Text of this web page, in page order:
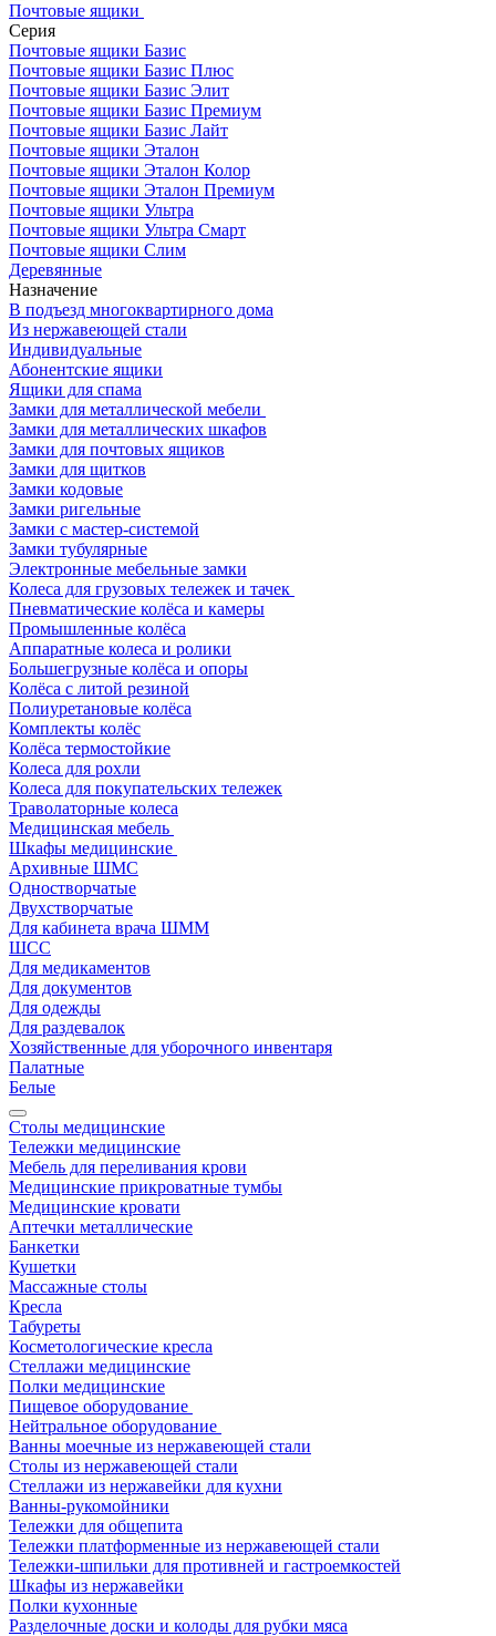
Почтовые ящики
Серия
Почтовые ящики Базис
Почтовые ящики Базис Плюс
Почтовые ящики Базис Элит
Почтовые ящики Базис Премиум
Почтовые ящики Базис Лайт
Почтовые ящики Эталон
Почтовые ящики Эталон Колор
Почтовые ящики Эталон Премиум
Почтовые ящики Ультра
Почтовые ящики Ультра Смарт
Почтовые ящики Слим
Деревянные
Назначение
В подъезд многоквартирного дома
Из нержавеющей стали
Индивидуальные
Абонентские ящики
Ящики для спама
Замки для металлической мебели
Замки для металлических шкафов
Замки для почтовых ящиков
Замки для щитков
Замки кодовые
Замки ригельные
Замки с мастер-системой
Замки тубулярные
Электронные мебельные замки
Колеса для грузовых тележек и тачек
Пневматические колёса и камеры
Промышленные колёса
Аппаратные колеса и ролики
Большегрузные колёса и опоры
Колёса с литой резиной
Полиуретановые колёса
Комплекты колёс
Колёса термостойкие
Колеса для рохли
Колеса для покупательских тележек
Траволаторные колеса
Медицинская мебель
Шкафы медицинские
Архивные ШМС
Одностворчатые
Двухстворчатые
Для кабинета врача ШММ
ШСС
Для медикаментов
Для документов
Для одежды
Для раздевалок
Хозяйственные для уборочного инвентаря
Палатные
Белые
Столы медицинские
Тележки медицинские
Мебель для переливания крови
Медицинские прикроватные тумбы
Медицинские кровати
Аптечки металлические
Банкетки
Кушетки
Массажные столы
Кресла
Табуреты
Косметологические кресла
Стеллажи медицинские
Полки медицинские
Пищевое оборудование
Нейтральное оборудование
Ванны моечные из нержавеющей стали
Столы из нержавеющей стали
Стеллажи из нержавейки для кухни
Ванны-рукомойники
Тележки для общепита
Тележки платформенные из нержавеющей стали
Тележки-шпильки для противней и гастроемкостей
Шкафы из нержавейки
Полки кухонные
Разделочные доски и колоды для рубки мяса